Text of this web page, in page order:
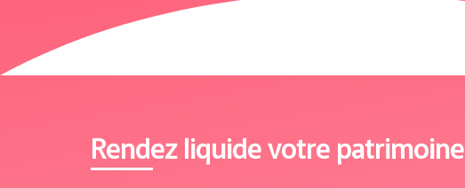
Rendez liquide votre patrimoine